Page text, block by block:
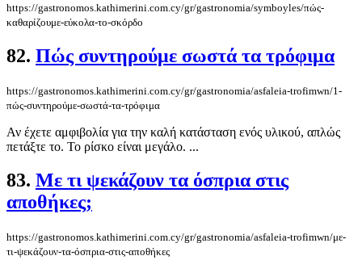
https://gastronomos.kathimerini.com.cy/gr/gastronomia/symboyles/πώς-
καθαρίζουμε-εύκολα-το-σκόρδο
82. Πώς συντηρούμε σωστά τα τρόφιμα
https://gastronomos.kathimerini.com.cy/gr/gastronomia/asfaleia-trofimwn/1-
πώς-συντηρούμε-σωστά-τα-τρόφιμα
Αν έχετε αμφιβολία για την καλή κατάσταση ενός υλικού, απλώς
πετάξτε το. Το ρίσκο είναι μεγάλο. ...
83. Με τι ψεκάζουν τα όσπρια στις
αποθήκες;
https://gastronomos.kathimerini.com.cy/gr/gastronomia/asfaleia-trofimwn/με-
τι-ψεκάζουν-τα-όσπρια-στις-αποθήκες